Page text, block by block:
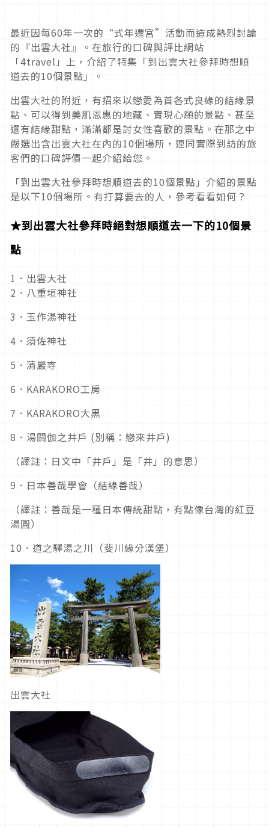
最近因每60年一次的“式年遷宮”活動而造成熱烈討論
的『出雲大社』。在旅行的口碑與評比網站
「4travel」上，介紹了特集「到出雲大社參拜時想順
道去的10個景點」。
出雲大社的附近，有招來以戀愛為首各式良緣的結緣景
點、可以得到美肌恩惠的地藏、實現心願的景點、甚至
還有結緣甜點，滿滿都是討女性喜歡的景點。在那之中
嚴選出含出雲大社在內的10個場所，連同實際到訪的旅
客們的口碑評價一起介紹給您。
「到出雲大社參拜時想順道去的10個景點」介紹的景點
是以下10個場所。有打算要去的人，參考看看如何？
★到出雲大社參拜時絕對想順道去一下的10個景
點
1．出雲大社
2．八重垣神社
3．玉作湯神社
4．須佐神社
5．清巖寺
6．KARAKORO工房
7．KARAKORO大黑
8．湯閼伽之井戶 (別稱：戀來井戶)
（譯註：日文中「井戶」是「井」的意思）
9．日本善哉學會（結緣善哉）
（譯註：善哉是一種日本傳統甜點，有點像台灣的紅豆
湯圓）
10．道之驛湯之川（斐川緣分漢堡）
出雲大社